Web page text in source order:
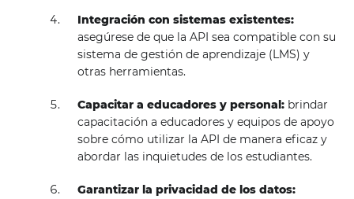
Integración con sistemas existentes:
asegúrese de que la API sea compatible con su
sistema de gestión de aprendizaje (LMS) y
otras herramientas.
Capacitar a educadores y personal: brindar
capacitación a educadores y equipos de apoyo
sobre cómo utilizar la API de manera eficaz y
abordar las inquietudes de los estudiantes.
Garantizar la privacidad de los datos: